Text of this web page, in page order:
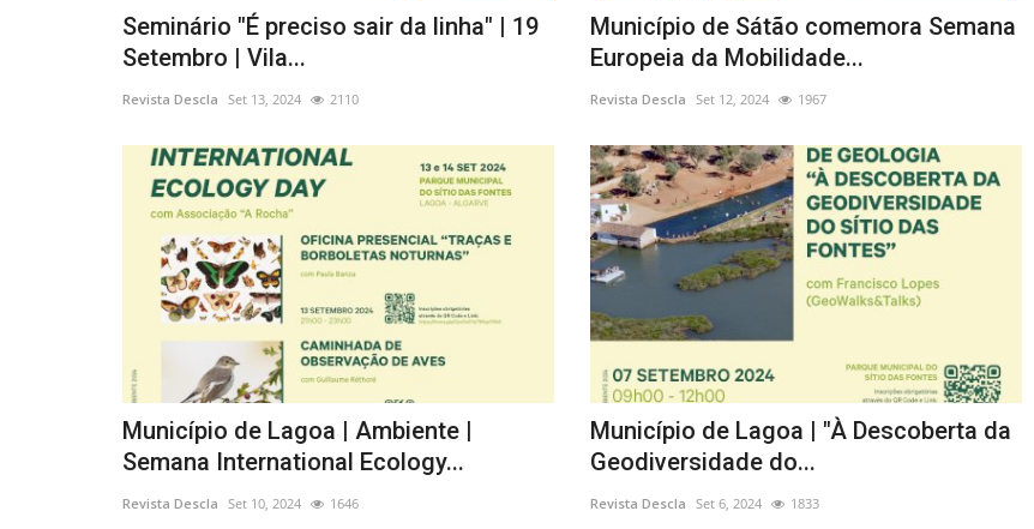
Seminário "É preciso sair da linha" | 19
Setembro | Vila...
Revista Descla Set 13, 2024 2110
Município de Sátão comemora Semana
Europeia da Mobilidade...
Revista Descla Set 12, 2024 1967
Município de Lagoa | Ambiente |
Semana International Ecology...
Revista Descla Set 10, 2024 1646
Município de Lagoa | "À Descoberta da
Geodiversidade do...
Revista Descla Set 6, 2024 1833
“Bode, a correr e a remar” em Albufeira
de Castelo do Bode
Revista Descla Set 22, 2022 3018
Jazz ao Centro Clube comemora o 20º
aniversário com programação...
Revista Descla